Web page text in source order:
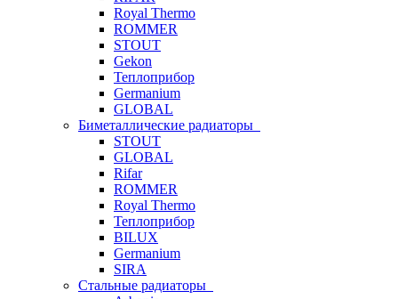
Royal Thermo
ROMMER
STOUT
Gekon
Теплоприбор
Germanium
GLOBAL
Биметаллические радиаторы
STOUT
GLOBAL
Rifar
ROMMER
Royal Thermo
Теплоприбор
BILUX
Germanium
SIRA
Стальные радиаторы